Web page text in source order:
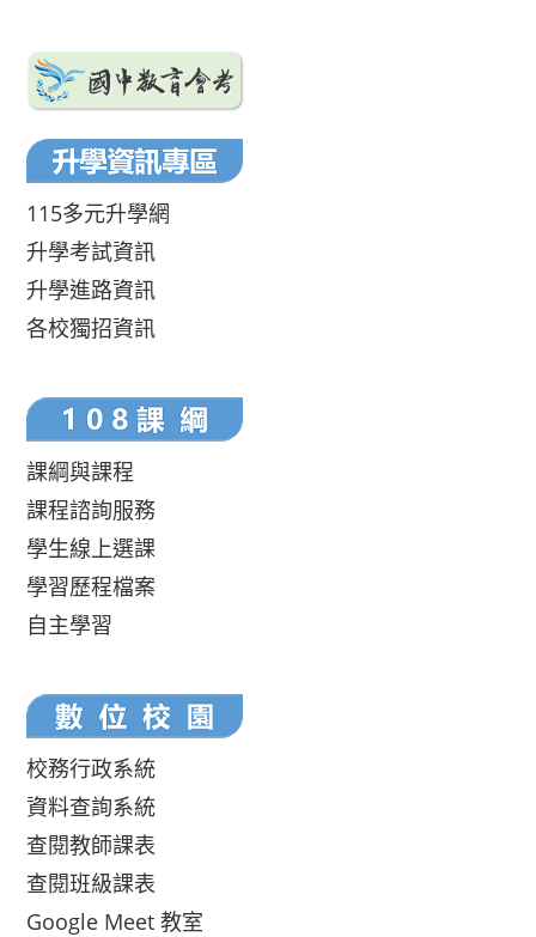
115多元升學網
升學考試資訊
升學進路資訊
各校獨招資訊
課綱與課程
課程諮詢服務
學生線上選課
學習歷程檔案
自主學習
校務行政系統
資料查詢系統
查閱教師課表
查閱班級課表
Google Meet 教室